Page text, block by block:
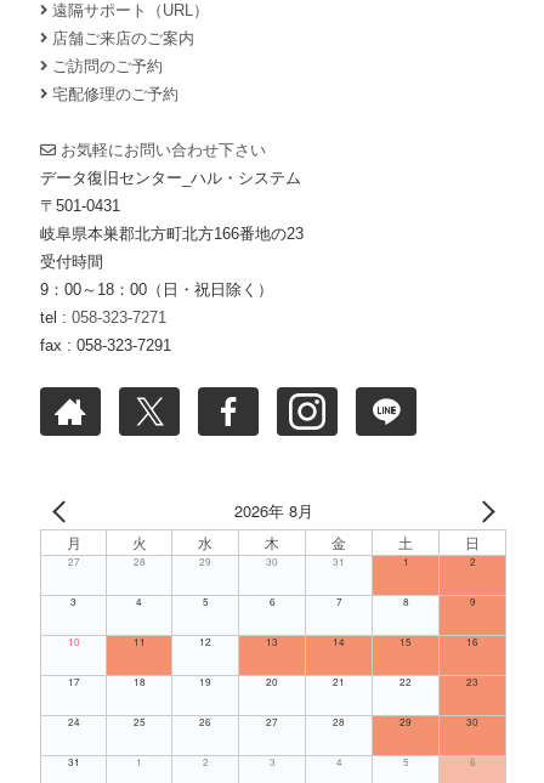
遠隔サポート（URL）
店舗ご来店のご案内
ご訪問のご予約
宅配修理のご予約
お気軽にお問い合わせ下さい
データ復旧センター_ハル・システム
〒501-0431
岐阜県本巣郡北方町北方166番地の23
受付時間
9：00～18：00（日・祝日除く）
tel : 058-323-7271
fax : 058-323-7291
2026年 8月
月 火 水 木 金 土 日
27 28 29 30 31 1 2
3 4 5 6 7 8 9
10 11 12 13 14 15 16
17 18 19 20 21 22 23
24 25 26 27 28 29 30
31 1 2 3 4 5 6